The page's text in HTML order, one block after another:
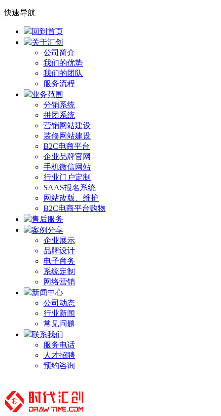
快速导航
回到首页
关于汇创
公司简介
我们的优势
我们的团队
服务流程
业务范围
分销系统
拼团系统
营销网站建设
装修网站建设
B2C电商平台
企业品牌官网
手机微信网站
行业门户定制
SAAS报名系统
网站改版、维护
B2C电商平台购物
售后服务
案例分享
企业展示
品牌设计
电子商务
系统定制
网络营销
新闻中心
公司动态
行业新闻
常见问题
联系我们
服务电话
人才招聘
预约咨询